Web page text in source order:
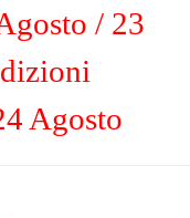
/ 23
Agosto